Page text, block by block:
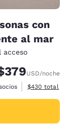
con
al mar
acceso
reducida:
USD/noche
Ver detalles
$430 total